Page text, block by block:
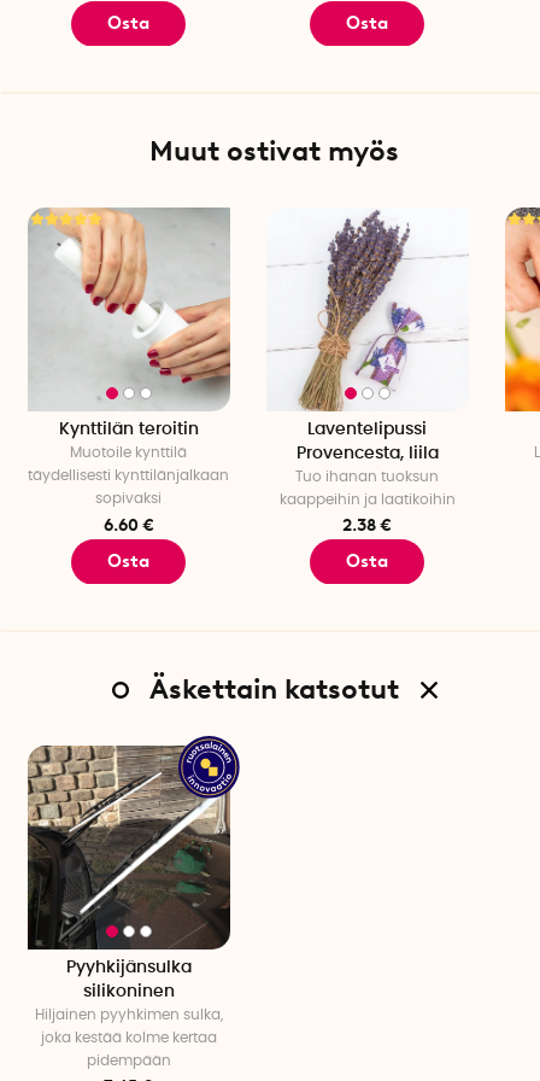
Osta Osta
Muut ostivat myös
Kynttilän teroitin
Muotoile kynttilä
täydellisesti kynttilänjalkaan
sopivaksi
6.60 €
Osta
Laventelipussi
Provencesta, liila
Tuo ihanan tuoksun
kaappeihin ja laatikoihin
2.38 €
Osta
Äskettain katsotut
Pyyhkijänsulka
silikoninen
Hiljainen pyyhkimen sulka,
joka kestää kolme kertaa
pidempään